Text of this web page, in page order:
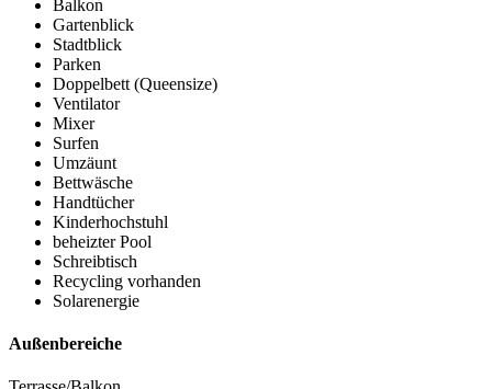
Balkon
Gartenblick
Stadtblick
Parken
Doppelbett (Queensize)
Ventilator
Mixer
Surfen
Umzäunt
Bettwäsche
Handtücher
Kinderhochstuhl
beheizter Pool
Schreibtisch
Recycling vorhanden
Solarenergie
Außenbereiche